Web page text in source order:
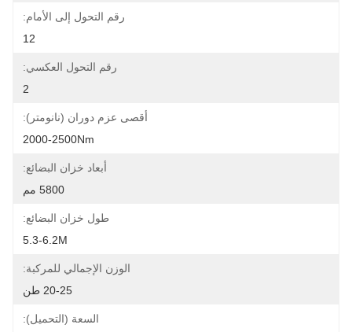
رقم التحول إلى الأمام:
12
رقم التحول العكسي:
2
أقصى عزم دوران (نانومتر):
2000-2500Nm
أبعاد خزان البضائع:
5800 مم
طول خزان البضائع:
5.3-6.2M
الوزن الإجمالي للمركبة:
20-25 طن
السعة (التحميل):